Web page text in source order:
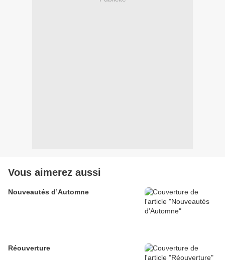
Vous aimerez aussi
Nouveautés d’Automne
Réouverture